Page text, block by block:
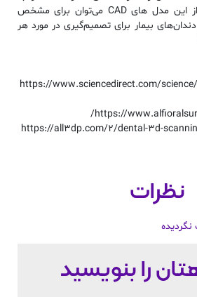
تصویر می کشد. سپس از این مدل‌ های CAD می‌توان برای مشخص
بیمار برای تصمیم‌گیری در مورد هر
https://www.sciencedirect.com/
https://
https://all3dp.com/2/dental-3d-
نظرات
را بنویسید